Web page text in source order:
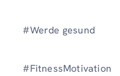
#Werde gesund
#FitnessMotivation